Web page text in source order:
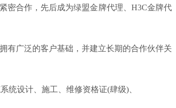
合作，先后成为绿盟金牌代理、H3C金牌代
广泛的客户基础，并建立长期的合作伙伴关
设计、施工、维修资格证(肆级)、